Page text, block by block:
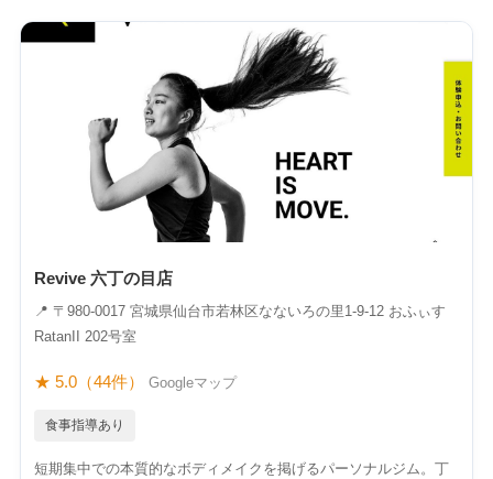
Revive 六丁の目店
📍 〒980-0017 宮城県仙台市若林区なないろの里1-9-12 おふぃす
RatanII 202号室
★ 5.0（44件） Googleマップ
食事指導あり
短期集中での本質的なボディメイクを掲げるパーソナルジム。丁